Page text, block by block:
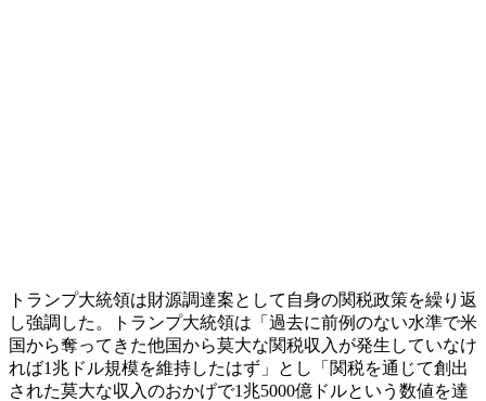
トランプ大統領は財源調達案として自身の関税政策を繰り返
し強調した。トランプ大統領は「過去に前例のない水準で米
国から奪ってきた他国から莫大な関税収入が発生していなけ
れば1兆ドル規模を維持したはず」とし「関税を通じて創出
された莫大な収入のおかげで1兆5000億ドルという数値を達